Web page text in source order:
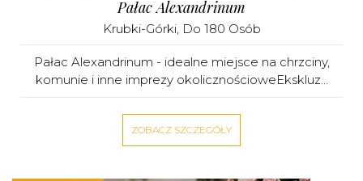
Pałac Alexandrinum
Krubki-Górki, Do 180 Osób
Pałac Alexandrinum - idealne miejsce na chrzciny,
komunie i inne imprezy okolicznościoweEkskluz...
ZOBACZ SZCZEGÓŁY